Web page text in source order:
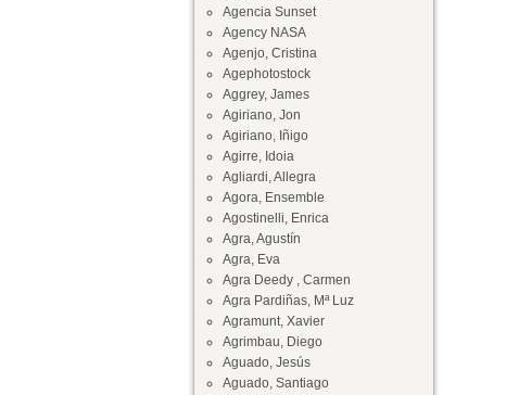
Agencia Sunset
Agency NASA
Agenjo, Cristina
Agephotostock
Aggrey, James
Agiriano, Jon
Agiriano, Iñigo
Agirre, Idoia
Agliardi, Allegra
Agora, Ensemble
Agostinelli, Enrica
Agra, Agustín
Agra, Eva
Agra Deedy , Carmen
Agra Pardiñas, Mª Luz
Agramunt, Xavier
Agrimbau, Diego
Aguado, Jesús
Aguado, Santiago